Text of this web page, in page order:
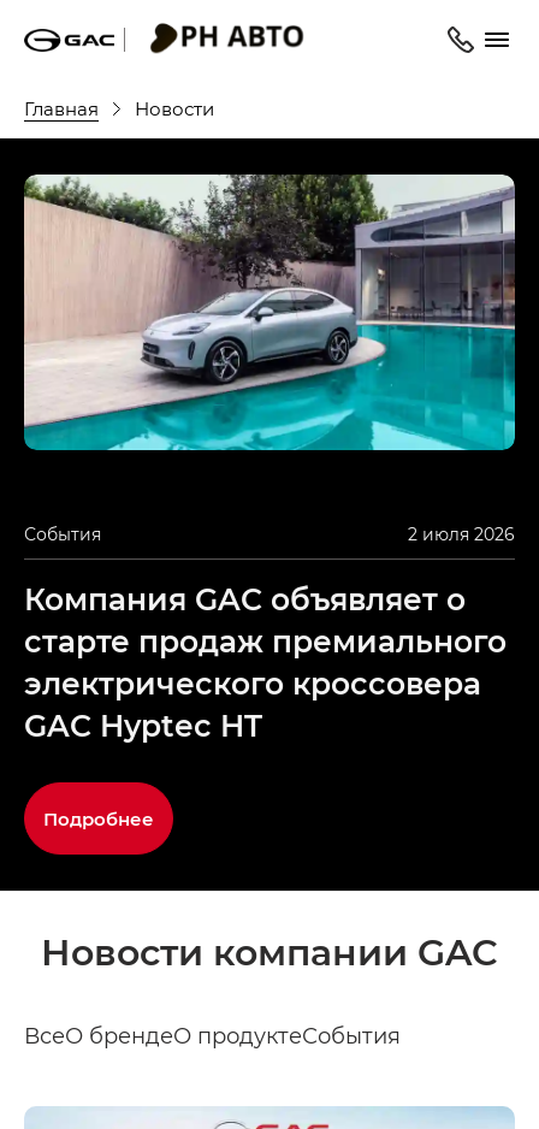
Главная Новости
События 2 июля 2026
Компания GAC объявляет о
старте продаж премиального
электрического кроссовера
GAC Hyptec HT
Подробнее
Новости компании GAC
ВсеО брендеО продуктеСобытия